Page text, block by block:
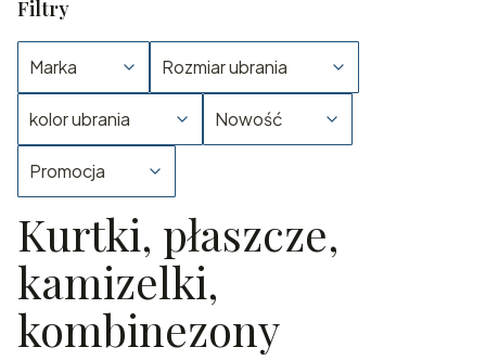
Filtry
Marka Rozmiar ubrania
kolor ubrania Nowość
Promocja
Koniec filtrów
Kurtki, płaszcze,
kamizelki,
kombinezony